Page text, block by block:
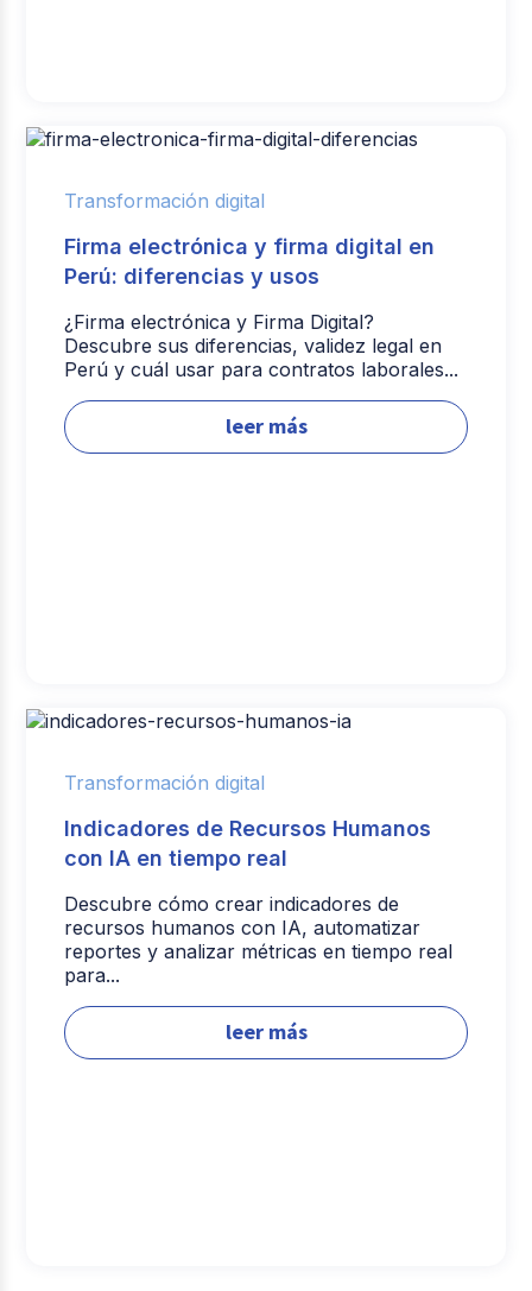
Transformación digital
Firma electrónica y firma digital en
Perú: diferencias y usos
¿Firma electrónica y Firma Digital?
Descubre sus diferencias, validez legal en
Perú y cuál usar para contratos laborales...
leer más
Transformación digital
Indicadores de Recursos Humanos
con IA en tiempo real
Descubre cómo crear indicadores de
recursos humanos con IA, automatizar
reportes y analizar métricas en tiempo real
para...
leer más